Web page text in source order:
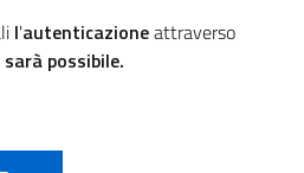
l'autenticazioneattraverso
sarà possibile.